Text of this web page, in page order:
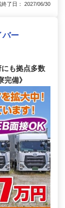
了日： 2027/06/30
バー
も拠点多数
備》